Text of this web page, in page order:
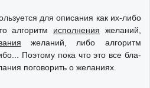
для описания как их-либо
алгоритм исполнения желаний,
желаний, либо алгоритм
Поэтому пока что это все бла-
поговорить о желаниях.